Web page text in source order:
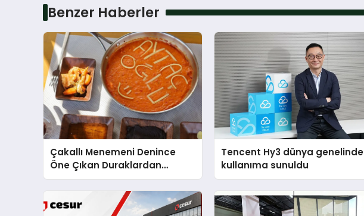
Benzer Haberler
Çakallı Menemeni Denince
Öne Çıkan Duraklardan
Aytaçoğlu Menemen
Tencent Hy3 dünya genelinde
kullanıma sunuldu